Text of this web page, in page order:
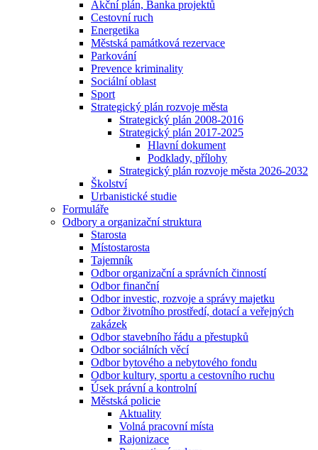
Akční plán, Banka projektů
Cestovní ruch
Energetika
Městská památková rezervace
Parkování
Prevence kriminality
Sociální oblast
Sport
Strategický plán rozvoje města
Strategický plán 2008-2016
Strategický plán 2017-2025
Hlavní dokument
Podklady, přílohy
Strategický plán rozvoje města 2026-2032
Školství
Urbanistické studie
Formuláře
Odbory a organizační struktura
Starosta
Místostarosta
Tajemník
Odbor organizační a správních činností
Odbor finanční
Odbor investic, rozvoje a správy majetku
Odbor životního prostředí, dotací a veřejných
zakázek
Odbor stavebního řádu a přestupků
Odbor sociálních věcí
Odbor bytového a nebytového fondu
Odbor kultury, sportu a cestovního ruchu
Úsek právní a kontrolní
Městská policie
Aktuality
Volná pracovní místa
Rajonizace